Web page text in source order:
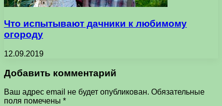
Что испытывают дачники к любимому
огороду
12.09.2019
Добавить комментарий
Ваш адрес email не будет опубликован. Обязательные
поля помечены *